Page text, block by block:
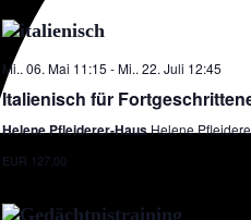
Mi.. 06. Mai 11:15 -Mi.. 22. Juli 12:45
Italienisch für
Helene Pfleiderer-HausHelene
EUR 127,00